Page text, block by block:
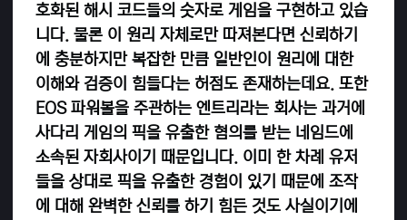
호화된 해시 코드들의 숫자로 게임을 구현하고 있습
니다. 물론 이 원리 자체로만 따져본다면 신뢰하기
에 충분하지만 복잡한 만큼 일반인이 원리에 대한
이해와 검증이 힘들다는 허점도 존재하는데요. 또한
EOS 파워볼을 주관하는 엔트리라는 회사는 과거에
사다리 게임의 픽을 유출한 혐의를 받는 네임드에
소속된 자회사이기 때문입니다. 이미 한 차례 유저
들을 상대로 픽을 유출한 경험이 있기 때문에 조작
에 대해 완벽한 신뢰를 하기 힘든 것도 사실이기에